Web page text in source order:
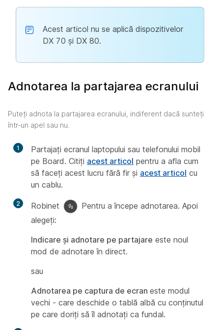
Acest articol nu se aplică dispozitivelor
DX 70 și DX 80.
Adnotarea la partajarea ecranului
Puteți adnota la partajarea ecranului, indiferent dacă sunteți
într-un apel sau nu.
1
Partajați ecranul laptopului sau telefonului mobil
pe Board. Citiți acest articol pentru a afla cum
să faceți acest lucru fără fir și acest articol cu
un cablu.
2 Robinet
Pentru a începe adnotarea. Apoi
alegeți:
Indicare și adnotare pe partajare este noul
mod de adnotare în direct.
sau
Adnotarea pe captura de ecran este modul
vechi - care deschide o tablă albă cu conținutul
pe care doriți să îl adnotați ca fundal.